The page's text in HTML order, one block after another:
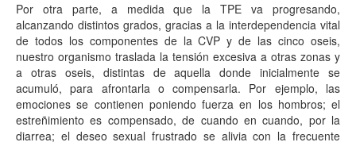
Por otra parte, a medida que la TPE va progresando,
alcanzando distintos grados, gracias a la interdependencia vital
de todos los componentes de la CVP y de las cinco oseis,
nuestro organismo traslada la tensión excesiva a otras zonas y
a otras oseis, distintas de aquella donde inicialmente se
acumuló, para afrontarla o compensarla. Por ejemplo, las
emociones se contienen poniendo fuerza en los hombros; el
estreñimiento es compensado, de cuando en cuando, por la
diarrea; el deseo sexual frustrado se alivia con la frecuente